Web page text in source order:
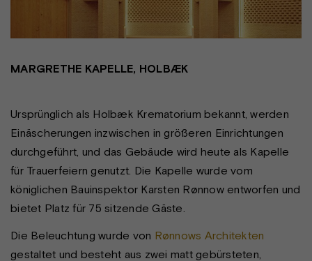
MARGRETHE KAPELLE, HOLBÆK
Ursprünglich als Holbæk Krematorium bekannt, werden
Einäscherungen inzwischen in größeren Einrichtungen
durchgeführt, und das Gebäude wird heute als Kapelle
für Trauerfeiern genutzt. Die Kapelle wurde vom
königlichen Bauinspektor Karsten Rønnow entworfen und
bietet Platz für 75 sitzende Gäste.
Die Beleuchtung wurde von Rønnows Architekten
gestaltet und besteht aus zwei matt gebürsteten,